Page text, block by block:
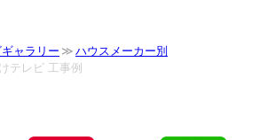
ャラリー
ハウスメーカー別
テレビ 工事例